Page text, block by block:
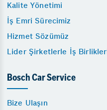
Kalite Yönetimi
İş Emri Sürecimiz
Hizmet Sözümüz
Lider Şirketlerle İş
Bosch Car Service
Bize Ulaşın